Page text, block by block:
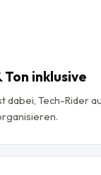
Ton inklusive
dabei, Tech-Rider